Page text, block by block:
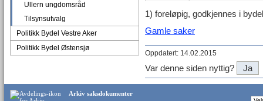
Ullern ungdomsråd
Tilsynsutvalg
Politikk Bydel Vestre Aker
Politikk Bydel Østensjø
1) foreløpig, godkjennes i
Gamle saker
Oppdatert: 14.02.2015
Var denne siden nyttig? Ja
Arkiv saksdokumenter